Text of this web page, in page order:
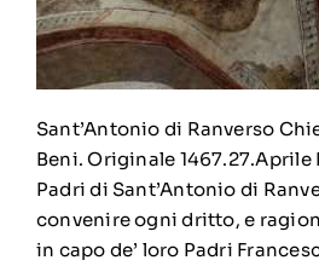
Sant’Antonio di Ranverso
Beni. Originale 1467.27.Aprile
Padri di Sant’Antonio di
convenire ogni dritto, e
in capo de’ loro Padri